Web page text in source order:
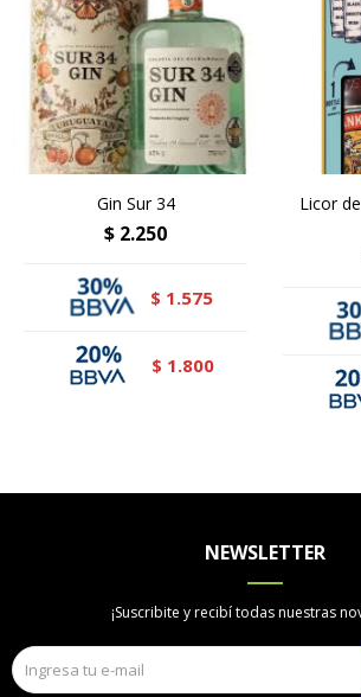
Gin Sur 34
$ 2.250
$ 1.575
$ 1.800
Licor
NEWSLETTER
¡Suscribite y recibí todas nuestras